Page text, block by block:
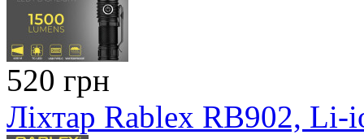
520 грн
Ліхтар Rablex RB902,